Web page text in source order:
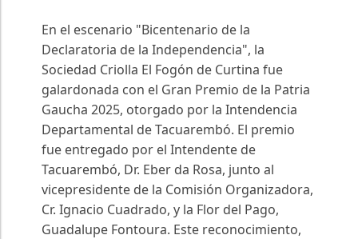
En el escenario "Bicentenario de la
Declaratoria de la Independencia", la
Sociedad Criolla El Fogón de Curtina fue
galardonada con el Gran Premio de la Patria
Gaucha 2025, otorgado por la Intendencia
Departamental de Tacuarembó. El premio
fue entregado por el Intendente de
Tacuarembó, Dr. Eber da Rosa, junto al
vicepresidente de la Comisión Organizadora,
Cr. Ignacio Cuadrado, y la Flor del Pago,
Guadalupe Fontoura. Este reconocimiento,